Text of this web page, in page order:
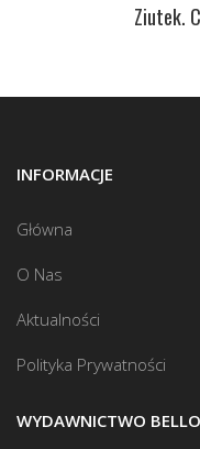
Ziutek.
INFORMACJE
Główna
O Nas
Aktualności
Polityka Prywatności
WYDAWNICTWO